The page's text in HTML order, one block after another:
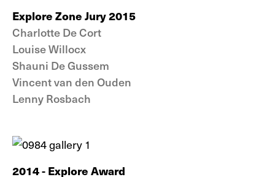
Explore Zone Jury 2015
Charlotte De Cort
Louise Willocx
Shauni De Gussem
Vincent van den Ouden
Lenny Rosbach
2014 - Explore Award